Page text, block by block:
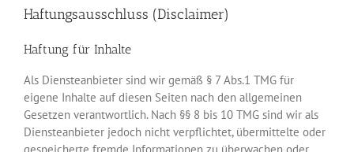
Haftungsausschluss (Disclaimer)
Haftung für Inhalte
Als Diensteanbieter sind wir gemäß § 7 Abs.1 TMG für
eigene Inhalte auf diesen Seiten nach den allgemeinen
Gesetzen verantwortlich. Nach §§ 8 bis 10 TMG sind wir als
Diensteanbieter jedoch nicht verpflichtet, übermittelte oder